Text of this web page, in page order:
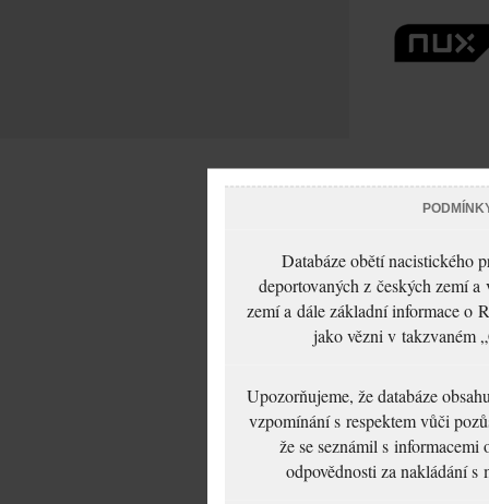
Databáze obětí nacistického
deportovaných z českých zemí
zemí a dále základní informace o
jako vězni v takzvaném
Upozorňujeme, že databáze
vzpomínání s respektem vůči
že se seznámil s
odpovědnosti za nakládání